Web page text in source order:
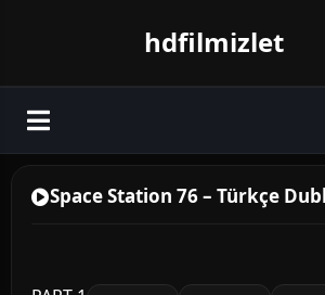
hdfilmizlet
Space Station 76 – Türkçe